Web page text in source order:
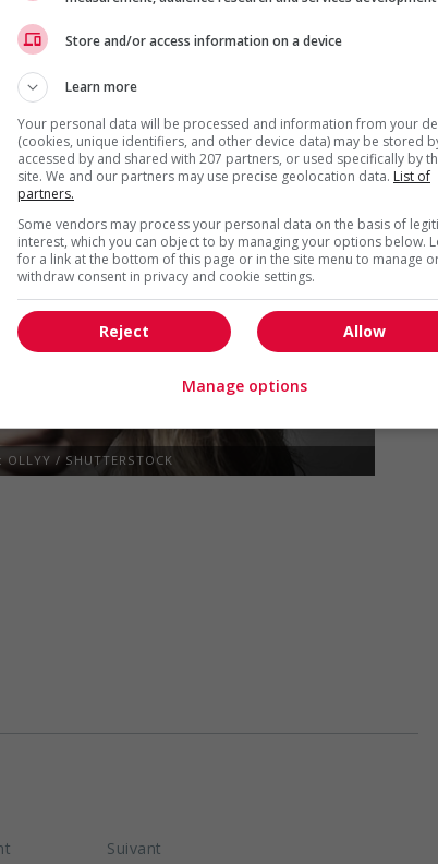
de la saison 4 de Libre-service à MATV.
OLLYY / SHUTTERSTOCK
Suivant
Store and/or access information on a device
Learn more
Your personal data will be processed and information from your
(cookies, unique identifiers, and other device data) may be stored
accessed by and shared with 207 partners, or used specifically by
site. We and our partners may use precise geolocation data. List of
partners.
Some vendors may process your personal data on the basis of
interest, which you can object to by managing your options below.
for a link at the bottom of this page or in the site menu to manage
withdraw consent in privacy and cookie settings.
Allow
Reject
Manage options